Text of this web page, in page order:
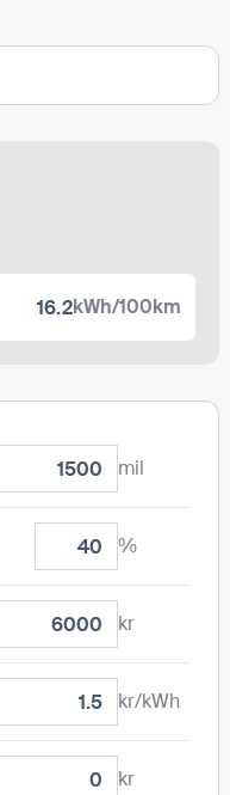
kWh/100km
mil
%
kr
kr/kWh
kr